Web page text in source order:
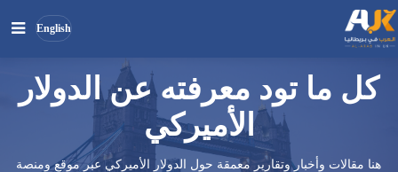
English
ابحث
بحث
كل ما تود معرفته عن الدولار
الأميركي
هنا مقالات وأخبار وتقارير معمقة حول الدولار الأميركي عبر موقع ومنصة